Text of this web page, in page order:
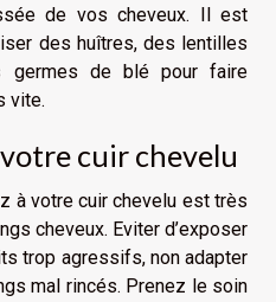
de vos cheveux. Il est
des huîtres, des lentilles
de blé pour faire
vite.
cuir chevelu
à votre cuir chevelu est très
cheveux. Eviter d’exposer
trop agressifs, non adapter
mal rincés. Prenez le soin